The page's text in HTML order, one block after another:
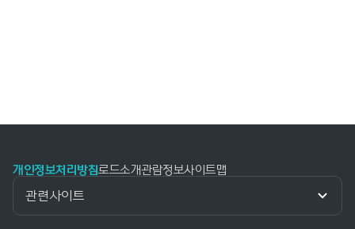
개인정보처리방침로드소개관람정보사이트맵
관련사이트